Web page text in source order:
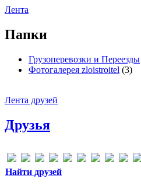
Лента
Папки
Грузоперевозки и Переезды
Фотогалерея zloistroitel (3)
Лента друзей
Друзья
Найти друзей